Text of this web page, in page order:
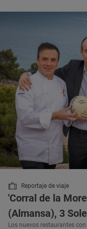
Reportaje de viaje
'Corral de la
(Almansa), 3
Los nuevos restaurantes